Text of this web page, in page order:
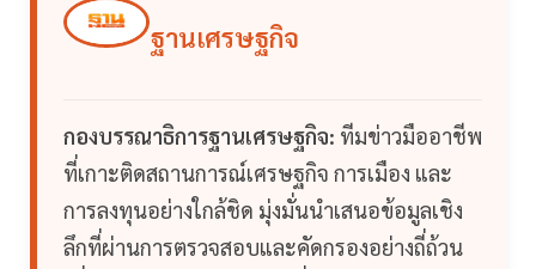
ฐานเศรษฐกิจ
กองบรรณาธิการฐานเศรษฐกิจ: ทีมข่าวมืออาชีพ
ที่เกาะติดสถานการณ์เศรษฐกิจ การเมือง และ
การลงทุนอย่างใกล้ชิด มุ่งมั่นนำเสนอข้อมูลเชิง
ลึกที่ผ่านการตรวจสอบและคัดกรองอย่างถี่ถ้วน